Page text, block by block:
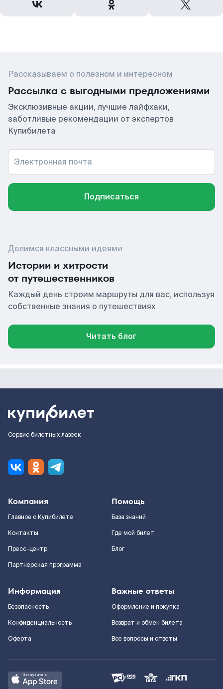
Рассказываем о полезном и интересном
Рассылка с выгодными предложениями
Эксклюзивные акции, лучшие лайфхаки,
заботливые рекомендации от экспертов
Купибилета
Электронная почта
Подписаться
Делимся классными идеями
Истории и хитрости
от путешественников
Каждый день строим маршруты для вас, используя
собственные знания о путешествиях
Читать блог
Сервис билетных лазеек
Компания
Главное о Купибилете
Контакты
Пресс-центр
Партнерская программа
Помощь
База знаний
Где мой билет
Блог
Информация
Безопасность
Конфиденциальность
Оферта
Важные ответы
Оформление и покупка
Возврат и обмен билета
Все вопросы и ответы